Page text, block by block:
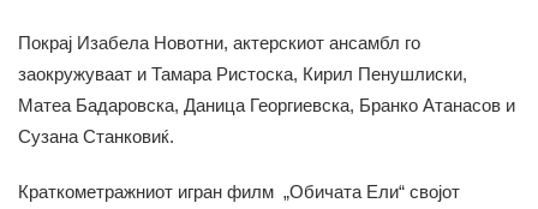
Покрај Изабела Новотни, актерскиот ансамбл го
заокружуваат и Тамара Ристоска, Кирил Пенушлиски,
Матеа Бадаровска, Даница Георгиевска, Бранко Атанасов и
Сузана Станковиќ.
Краткометражниот игран филм „Обичата Ели“ својот